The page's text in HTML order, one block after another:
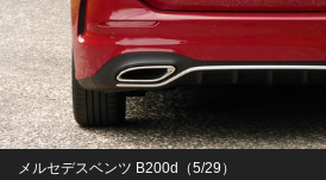
メルセデスベンツ B200d（5/29）